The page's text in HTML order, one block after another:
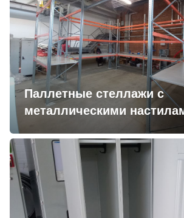
Паллетные стеллажи с
металлическими